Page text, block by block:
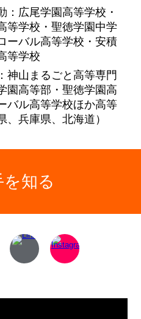
： 広尾学園高等学校・
等学校・聖徳学園中学
ーバル高等学校・安積
等学校
神山まるごと高等専門
園高等部・聖徳学園高
バル高等学校ほか高等
兵庫県、北海道）
知る